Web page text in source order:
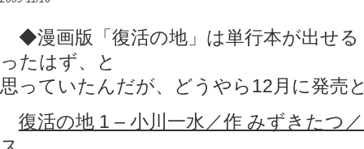
◆漫画版「復活の地」は単行本が出せる
ったはず、と
思っていたんだが、どうやら12月に発売
復活の地 1 – 小川一水／作 みずきたつ